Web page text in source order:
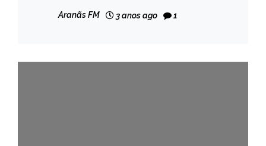
Aranãs FM 3 anos ago 1